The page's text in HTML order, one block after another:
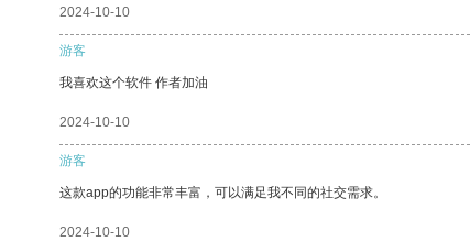
2024-10-10
游客
我喜欢这个软件 作者加油
2024-10-10
游客
这款app的功能非常丰富，可以满足我不同的社交需求。
2024-10-10